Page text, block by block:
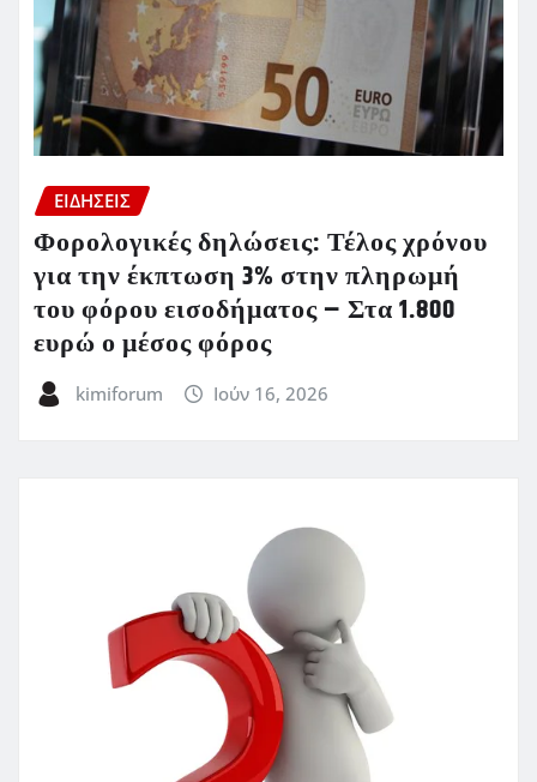
ΕΙΔΗΣΕΙΣ
Φορολογικές δηλώσεις: Τέλος χρόνου
για την έκπτωση 3% στην πληρωμή
του φόρου εισοδήματος – Στα 1.800
ευρώ ο μέσος φόρος
kimiforum Ιούν 16, 2026